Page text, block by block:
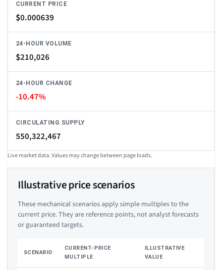
CURRENT PRICE
$0.000639
24-HOUR VOLUME
$210,026
24-HOUR CHANGE
-10.47%
CIRCULATING SUPPLY
550,322,467
Live market data. Values may change between page loads.
Illustrative price scenarios
These mechanical scenarios apply simple multiples to the
current price. They are reference points, not analyst forecasts
or guaranteed targets.
SCENARIO
CURRENT-PRICE
MULTIPLE
ILLUSTRATIVE
VALUE